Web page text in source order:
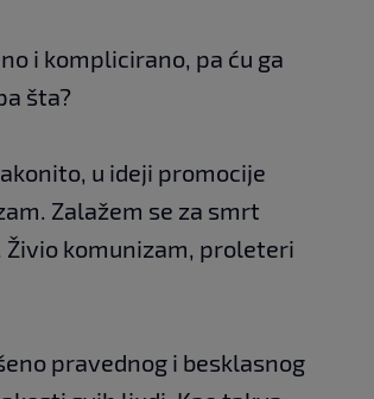
i komplicirano, pa ću ga
šta?
u ideji promocije
Zalažem se za smrt
komunizam, proleteri
pravednog i besklasnog